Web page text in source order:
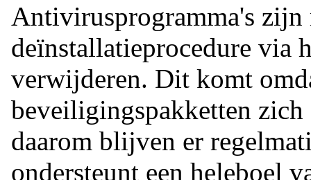
Antivirusprogramma's zijn
deïnstallatieprocedure via
verwijderen. Dit komt
beveiligingspakketten
daarom blijven er
ondersteunt een heleboel